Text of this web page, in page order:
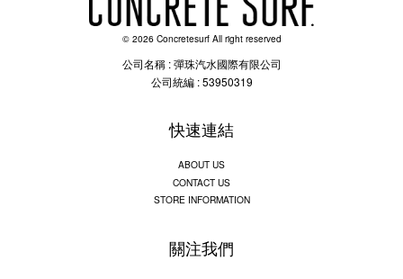
© 2026 Concretesurf All right reserved
公司名稱 : 彈珠汽水國際有限公司
公司統編 : 53950319
快速連結
ABOUT US
CONTACT US
STORE INFORMATION
關注我們